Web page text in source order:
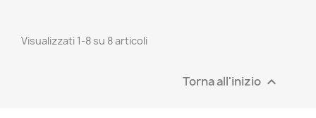
Visualizzati 1-8 su 8 articoli
Torna all'inizio 